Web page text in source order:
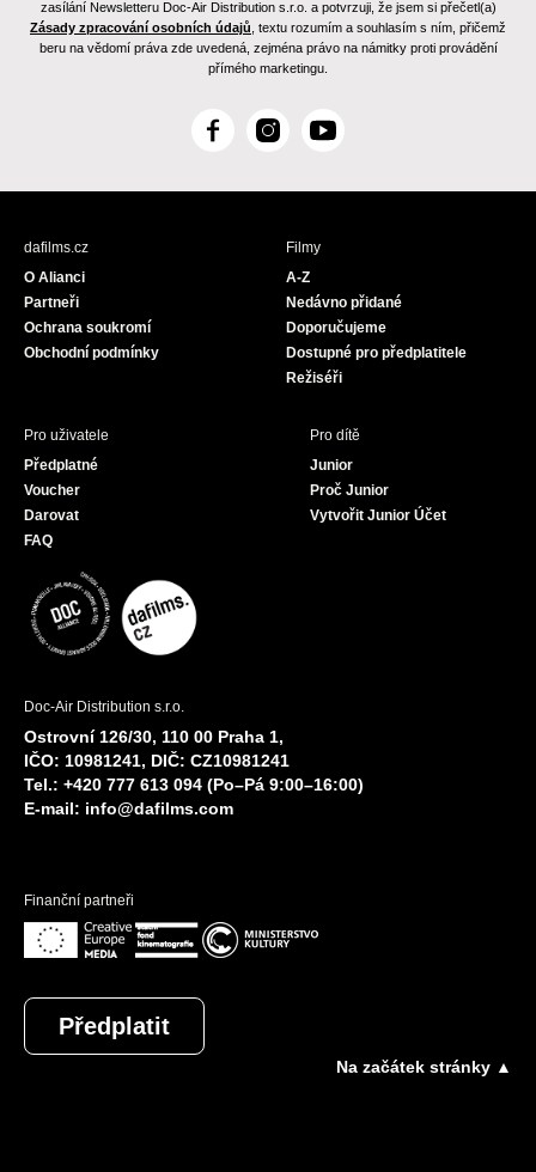
zasílání Newsletteru Doc-Air Distribution s.r.o. a potvrzuji, že jsem si přečetl(a)
Zásady zpracování osobních údajů , textu rozumím a souhlasím s ním, přičemž
beru na vědomí práva zde uvedená, zejména právo na námitky proti provádění
přímého marketingu.
F
c
I
s
Y
u
dafilms.cz
O Alianci
Partneři
Ochrana soukromí
Obchodní podmínky
Filmy
A-Z
Nedávno přidané
Doporučujeme
Dostupné pro předplatitele
Režiséři
Pro uživatele
Předplatné
Voucher
Darovat
FAQ
Pro dítě
Junior
Proč Junior
Vytvořit Junior Účet
Doc-Air Distribution s.r.o.
Ostrovní 126/30, 110 00 Praha 1,
IČO: 10981241, DIČ: CZ10981241
Tel.: +420 777 613 094 (Po–Pá 9:00–16:00)
E-mail: info@dafilms.com
Finanční partneři
Předplatit
Na začátek stránky ▲